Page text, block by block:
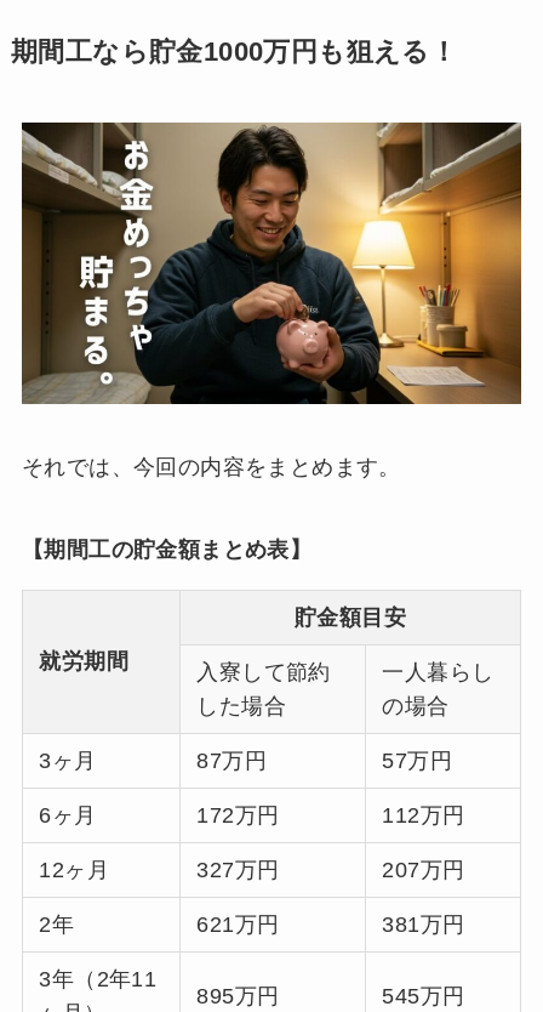
期間工なら貯金1000万円も狙える！
それでは、今回の内容をまとめます。
【期間工の貯金額まとめ表】
就労期間
貯金額目安
入寮して節約
した場合
一人暮らし
の場合
3ヶ月 87万円 57万円
6ヶ月 172万円 112万円
12ヶ月 327万円 207万円
2年 621万円 381万円
3年（2年11
895万円 545万円